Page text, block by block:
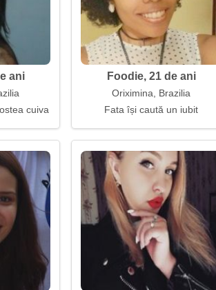
ani
cuiva
Foodie, 21 de ani
Oriximina, Brazilia
Fata își caută un iubit